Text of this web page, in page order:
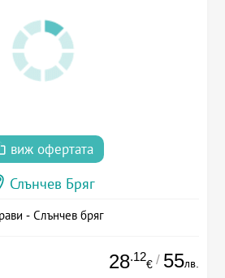
виж офертата
Слънчев Бряг
- Слънчев бряг
28.12
€ / 55лв.